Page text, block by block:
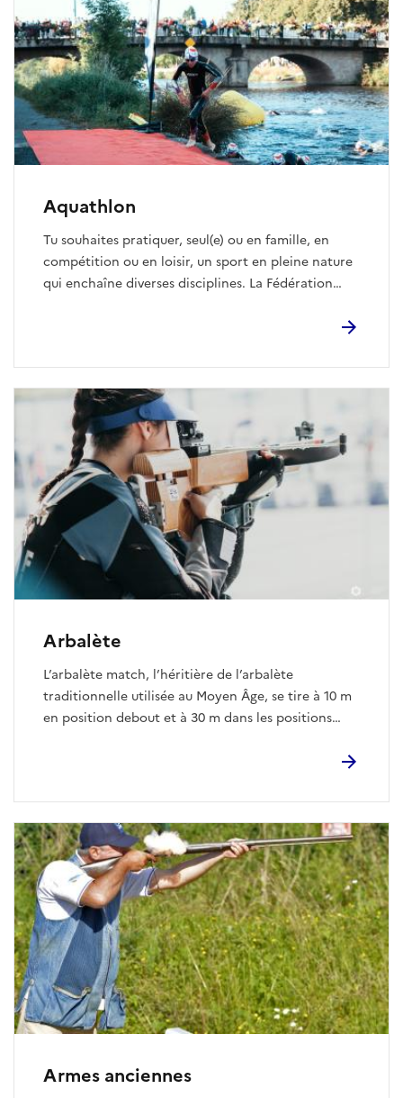
Aquathlon
Tu souhaites pratiquer, seul(e) ou en famille, en
compétition ou en loisir, un sport en pleine nature
qui enchaîne diverses disciplines. La Fédération
mis de côté pour cette discipline. Elle est
notamment très prisée par les enfants, ravis
d’enchaîner deux des trois sports phares, la
natation et la course à pied.
Arbalète
L’arbalète match, l’héritière de l’arbalète
traditionnelle utilisée au Moyen Âge, se tire à 10 m
en position debout et à 30 m dans les positions
avec l’utilisation de corde, de branches d’arc et de
flèches. On tire sur des cibles utilisées au tir à l’arc,
plutôt en extérieur aux distances de 35, 50 et 65 m,
avec une pratique hivernale à 18 m en salle.
Armes anciennes